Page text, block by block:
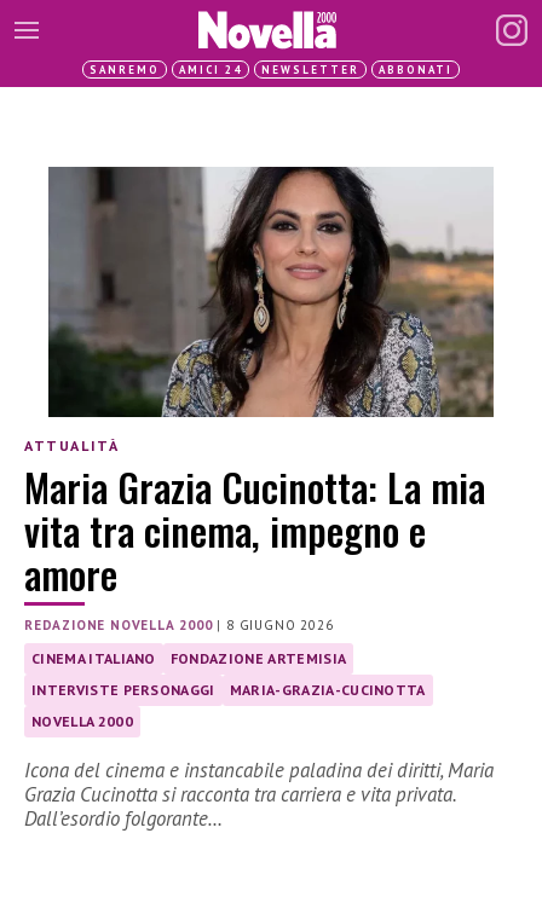
SANREMO AMICI 24 NEWSLETTER ABBONATI
ATTUALITÀ
Maria Grazia Cucinotta: La mia
vita tra cinema, impegno e
amore
REDAZIONE NOVELLA 2000| 8 GIUGNO 2026
CINEMA ITALIANO
FONDAZIONE ARTEMISIA
INTERVISTE PERSONAGGI
MARIA-GRAZIA-CUCINOTTA
NOVELLA 2000
Icona del cinema e instancabile paladina dei diritti, Maria
Grazia Cucinotta si racconta tra carriera e vita privata.
Dall’esordio folgorante…